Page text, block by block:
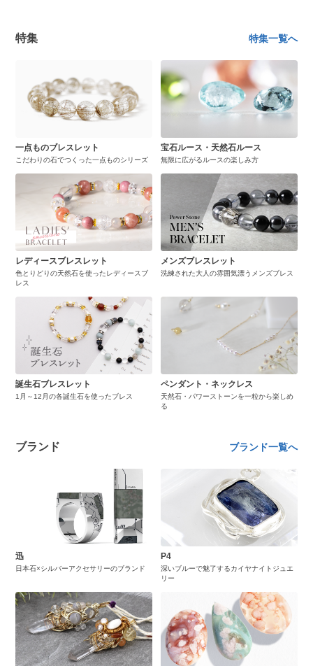
特集 特集一覧へ
一点ものブレスレット
こだわりの石でつくった一点ものシリーズ
宝石ルース・天然石ルース
無限に広がるルースの楽しみ方
レディースブレスレット
色とりどりの天然石を使ったレディースブ
レス
メンズブレスレット
洗練された大人の雰囲気漂うメンズブレス
誕生石ブレスレット
1月～12月の各誕生石を使ったブレス
ペンダント・ネックレス
天然石・パワーストーンを一粒から楽しめ
る
ブランド ブランド一覧へ
迅
日本石×シルバーアクセサリーのブランド
P4
深いブルーで魅了するカイヤナイトジュエ
リー